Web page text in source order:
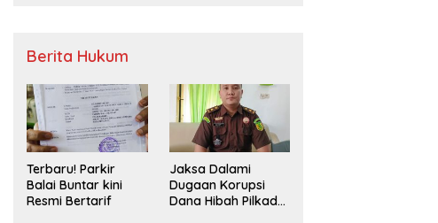
Berita Hukum
Terbaru! Parkir
Balai Buntar kini
Resmi Bertarif
Jaksa Dalami
Dugaan Korupsi
Dana Hibah Pilkada